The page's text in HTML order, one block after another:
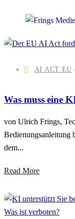
AI ACT EU
Was muss eine
von Ulrich Frings,
Bedienungsanleitung
dem...
Read More